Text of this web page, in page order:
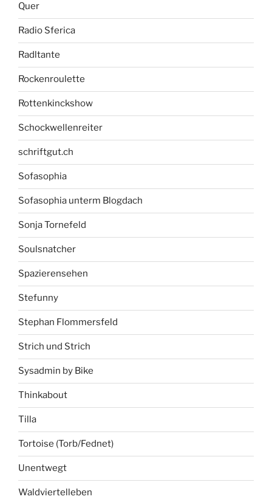
Quer
Radio Sferica
Radltante
Rockenroulette
Rottenkinckshow
Schockwellenreiter
schriftgut.ch
Sofasophia
Sofasophia unterm Blogdach
Sonja Tornefeld
Soulsnatcher
Spazierensehen
Stefunny
Stephan Flommersfeld
Strich und Strich
Sysadmin by Bike
Thinkabout
Tilla
Tortoise (Torb/Fednet)
Unentwegt
Waldviertelleben